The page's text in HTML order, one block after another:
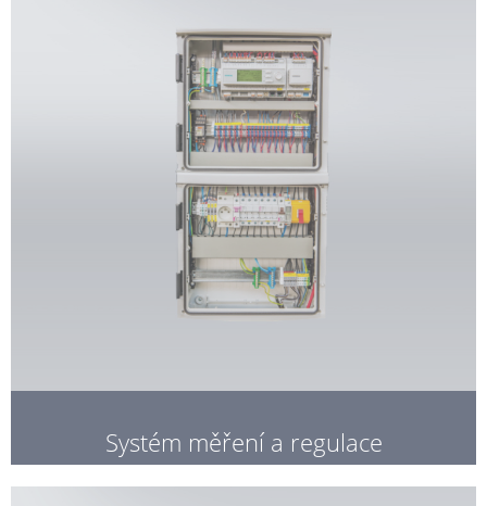
Systém měření a regulace